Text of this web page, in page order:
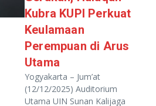
Kubra KUPI Perkuat
Keulamaan
Perempuan di Arus
Utama
Yogyakarta – Jum’at
(12/12/2025) Auditorium
Utama UIN Sunan Kalijaga